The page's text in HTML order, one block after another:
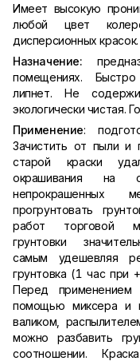
Имеет высокую
любой цвет
дисперсионных красок.
Назначение:
помещениях.
липнет. Не содержит
экологически чистая.
Применение:
Зачистить от пыли и
старой краски
окрашивания
непрокрашенных
прогрунтовать
работ торговой
грунтовки
самым удешевляя
грунтовка (1 час при
Перед применением
помощью миксера и
валиком,
можно разбавить
соотношении.